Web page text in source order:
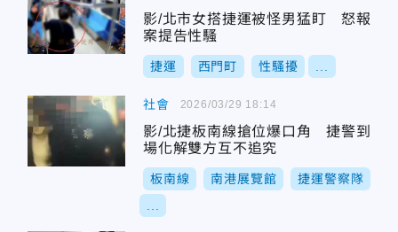
影/北市女搭捷運被怪男猛盯 怒報
案提告性騷
捷運 西門町 性騷擾
社會
影/北捷板南線搶位爆口角 捷警到
場化解雙方互不追究
板南線 南港展覽館 捷運警察隊
2026/03/29 18:14